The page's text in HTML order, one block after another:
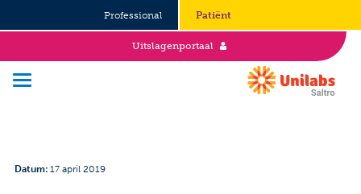
Professional Patiënt
Uitslagenportaal
Datum: 17 april 2019